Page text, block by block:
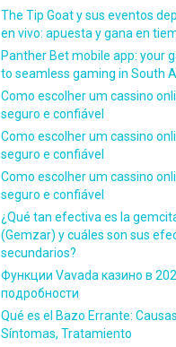
The Tip Goat y sus eventos
en vivo: apuesta y gana en
Panther Bet mobile app: your
to seamless gaming in South
Como escolher um cassino
seguro e confiável
Como escolher um cassino
seguro e confiável
Como escolher um cassino
seguro e confiável
¿Qué tan efectiva es la
(Gemzar) y cuáles son sus
secundarios?
Функции Vavada казино в
подробности
Qué es el Bazo Errante:
Síntomas, Tratamiento